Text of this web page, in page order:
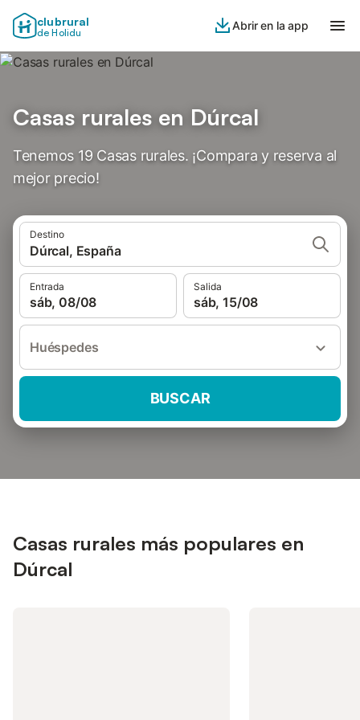
clubrural
de Holidu
Abrir en la app
Casas rurales en Dúrcal
Tenemos 19 Casas rurales. ¡Compara y reserva al
mejor precio!
Destino
Dúrcal, España
Entrada
sáb, 08/08
Salida
sáb, 15/08
Huéspedes
BUSCAR
Casas rurales más populares en
Dúrcal